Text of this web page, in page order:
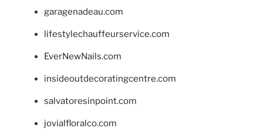
garagenadeau.com
lifestylechauffeurservice.com
EverNewNails.com
insideoutdecoratingcentre.com
salvatoresinpoint.com
jovialfloralco.com